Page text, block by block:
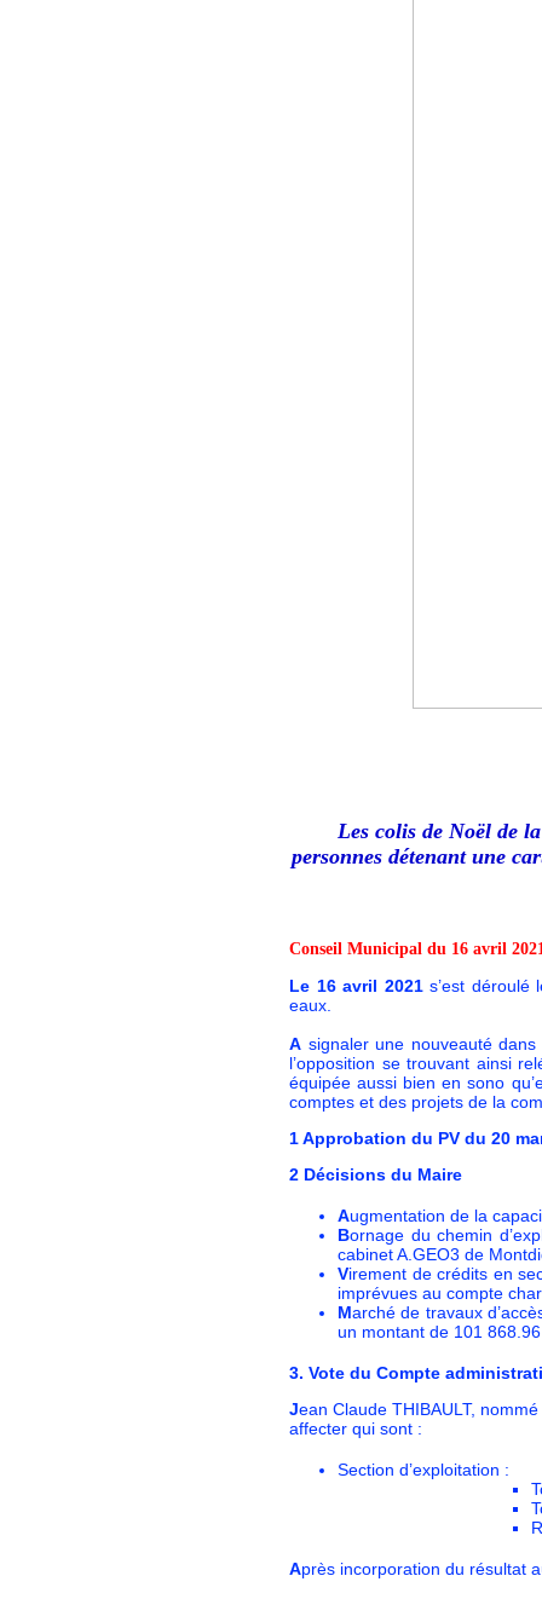
Les colis de Noël de
personnes détenant une
Conseil Municipal du 16 avril
Le 16 avril 2021s’est déroulé
eaux.
A signaler une nouveauté
l’opposition se trouvant ainsi
équipée aussi bien en sono
comptes et des projets de la
1Approbation du PV du 20
2 Décisions du Maire
Augmentation de la
Bornage du chemin
cabinet A.GEO3 de
Virement de crédits en
imprévues au compte
Marché de travaux
un montant de 101
3. Vote du Compte
Jean Claude THIBAULT,
affecter qui sont :
Section d’exploitation :
Après incorporation du résultat